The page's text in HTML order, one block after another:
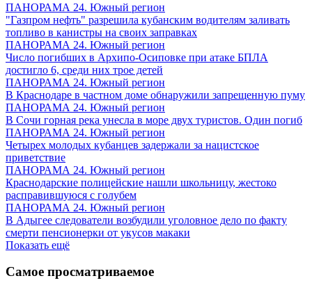
ПАНОРАМА 24. Южный регион
"Газпром нефть" разрешила кубанским водителям заливать
топливо в канистры на своих заправках
ПАНОРАМА 24. Южный регион
Число погибших в Архипо-Осиповке при атаке БПЛА
достигло 6, среди них трое детей
ПАНОРАМА 24. Южный регион
В Краснодаре в частном доме обнаружили запрещенную пуму
ПАНОРАМА 24. Южный регион
В Сочи горная река унесла в море двух туристов. Один погиб
ПАНОРАМА 24. Южный регион
Четырех молодых кубанцев задержали за нацистское
приветствие
ПАНОРАМА 24. Южный регион
Краснодарские полицейские нашли школьницу, жестоко
расправившуюся с голубем
ПАНОРАМА 24. Южный регион
В Адыгее следователи возбудили уголовное дело по факту
смерти пенсионерки от укусов макаки
Показать ещё
Самое просматриваемое